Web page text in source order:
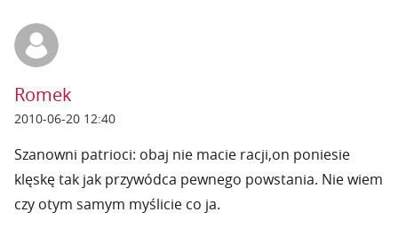
Romek
2010-06-20 12:40
Szanowni patrioci: obaj nie macie racji,on poniesie
klęskę tak jak przywódca pewnego powstania. Nie wiem
czy otym samym myślicie co ja.